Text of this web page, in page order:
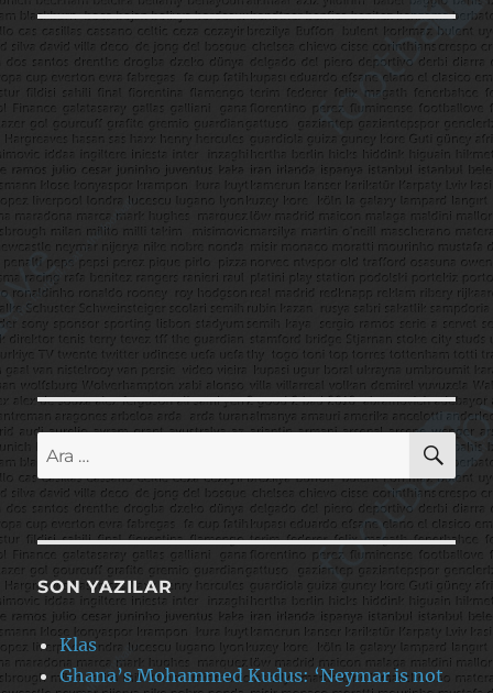
Ara:
SON YAZILAR
Klas
Ghana’s Mohammed Kudus: ‘Neymar is not